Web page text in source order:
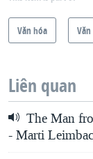
Văn hóa
Liên quan
The Man
- Marti